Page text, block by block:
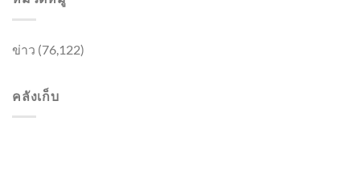
ข่าว (76,122)
คลังเก็บ